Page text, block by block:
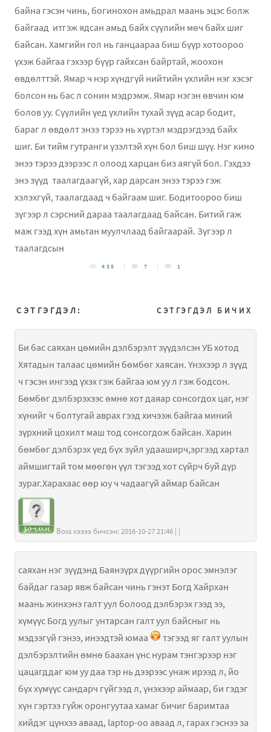
байна гэсэн чинь, богинохон амьдрал маань эцэс болж
байгаад итгэж ядсан амьд байх сүүлийн мөч байх шиг
байсан. Хамгийн гол нь ганцаараа биш бүүр хотоороо
үхэж байгаа гэхээр бүүр гайхсан байртай, жоохон
өвдөлттэй. Ямар ч нэр хүндгүй нийтийн үхлийн нэг хэсэг
болсон нь бас л сонин мэдрэмж. Ямар нэгэн өвчин юм
болов уу. Сүүлийн үед үхлийн тухай зүүд асар бодит,
бараг л өвдөлт энээ тэрээ нь хүртэл мэдрэгдээд байх
шиг. Би тийм гутранги үзэлтэй хүн бол биш шүү. Нэг кино
энээ тэрээ дээрээс л олоод харцан биз аягүй бол. Гэхдээ
энэ зүүд таалагдаагүй, хар дарсан энээ тэрээ гэж
хэлэхгүй, таалагдаад ч байгаам шиг. Бодитоороо биш
зүгээр л сэрсний дараа таалагдаад байсан. Битий гаж
маж гээд хүн амьтан муулчлаад байгаарай. Зүгээр л
таалагдсын
435 7 1
СЭТГЭГДЭЛ БИЧИХ
СЭТГЭГДЭЛ:
Би бас саяхан цөмийн дэлбэрэлт зүүдэлсэн УБ хотод
Хятадын талаас цөмийн бөмбөг хаясан. Үнэхээр л зүүд
ч гэсэн ингээд үхэх гэж байгаа юм уу л гэж бодсон.
Бөмбөг дэлбэрэхээс өмнө хот даяар сонсогдох цаг, нэг
хүнийг ч болтугай аврах гээд хичээж байгаа миний
зүрхний цохилт маш тод сонсогдож байсан. Харин
бөмбөг дэлбэрэх үед бүх зүйл удааширч,эргээд хартал
аймшигтай том мөөгөн үүл тэгээд хот сүйрч буй дүр
зураг.Харахаас өөр юу ч чадаагүй аймар байсан
Boss хэзээ бичсэн: 2016-10-27 21:46 | |
саяхан нэг зүүдэнд Баянзүрх дүүргийн орос эмнэлэг
байдаг газар явж байсан чинь гэнэт Богд Хайрхан
маань жинхэнэ галт уул болоод дэлбэрэх гээд ээ,
хүмүүс Богд уулыг унтарсан галт уул байсныг нь
мэдээгүй гэнээ, инээдтэй юмаа
тэгээд яг галт уулын
дэлбэрэлтийн өмнө баахан үнс нурам тэнгэрээр нэг
цацагддаг юм уу даа тэр нь дээрээс унаж ирээд л, йо
бүх хүмүүс сандарч гүйгээд л, үнэхээр аймаар, би гэдэг
хүн гэртээ гүйж оронгуутаа хамаг бичиг баримтаа
хийдэг цүнхээ аваад, laptop-оо аваад л, гарах гэснээ за